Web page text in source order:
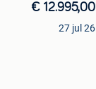
€ 12.995,00
27 jul 26